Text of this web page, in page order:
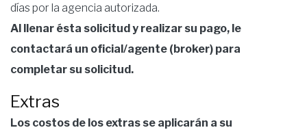
días por la agencia autorizada.
Al llenar ésta solicitud y realizar su pago, le
contactará un oficial/agente (broker) para
completar su solicitud.
Extras
Los costos de los extras se aplicarán a su